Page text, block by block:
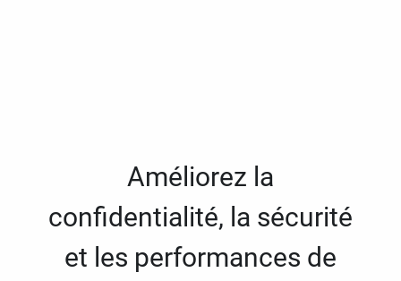
Améliorez la
confidentialité, la sécurité
et les performances de